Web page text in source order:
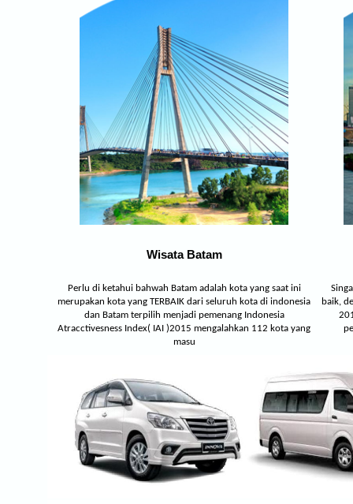
Wisata Batam
Perlu di ketahui bahwah Batam adalah kota yang saat ini
merupakan kota yang TERBAIK dari seluruh kota di indonesia
dan Batam terpilih menjadi pemenang Indonesia
Atracctivesness Index( IAI )2015 mengalahkan 112 kota yang
masu
baik,